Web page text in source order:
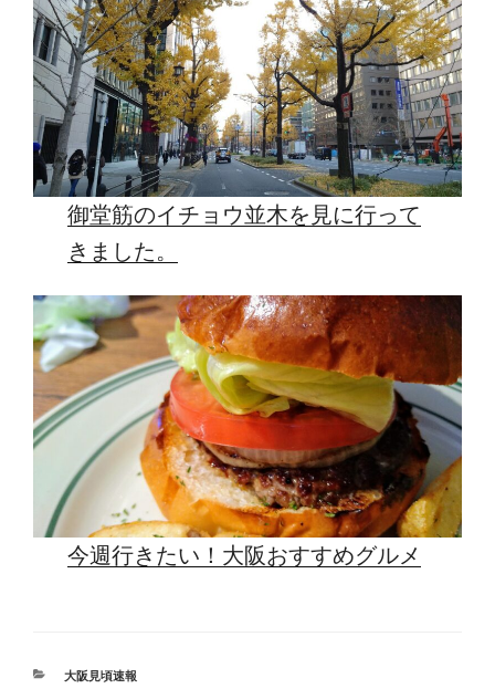
御堂筋のイチョウ並木を見に行って
きました。
今週行きたい！大阪おすすめグルメ
カ
大阪見頃速報